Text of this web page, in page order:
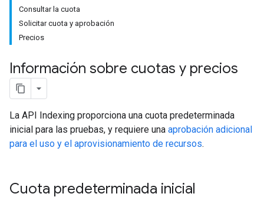
Consultar la cuota
Solicitar cuota y aprobación
Precios
Información sobre cuotas y precios
La API Indexing proporciona una cuota predeterminada
inicial para las pruebas, y requiere una aprobación adicional
para el uso y el aprovisionamiento de recursos.
Cuota predeterminada inicial